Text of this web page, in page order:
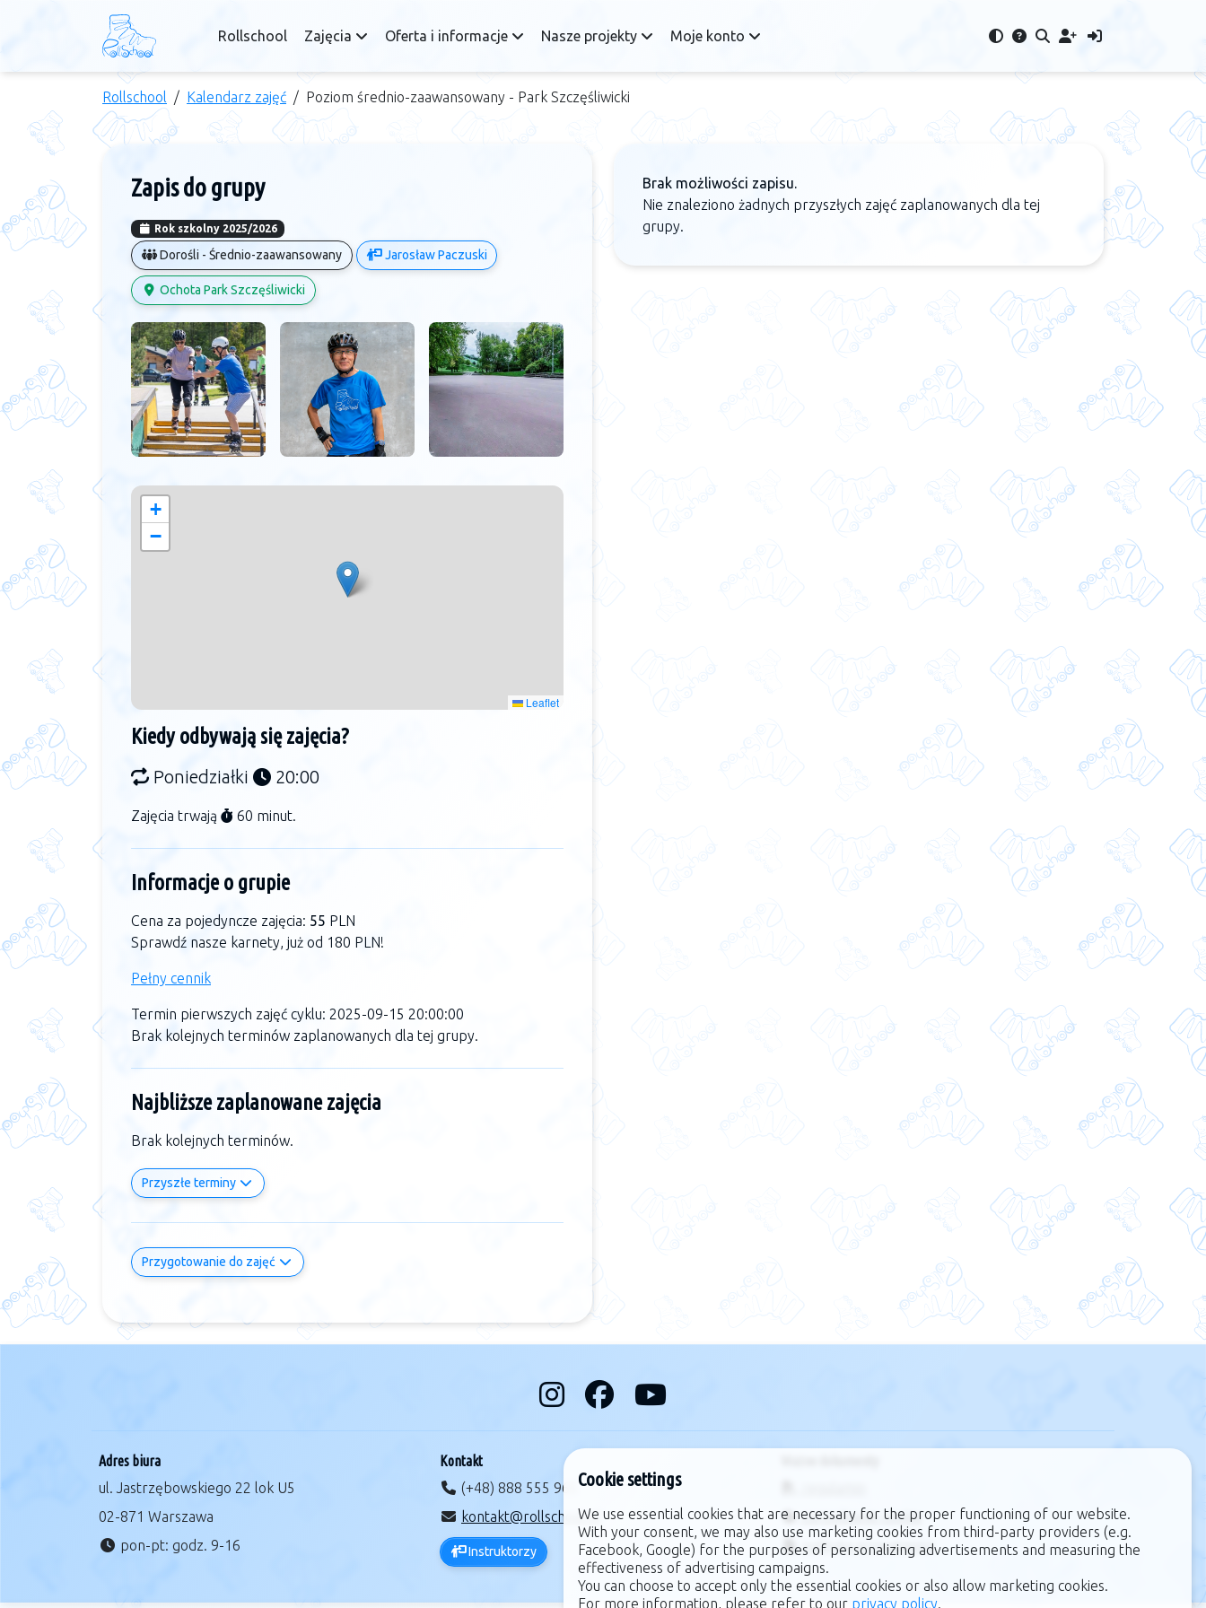
Rollschool Zajęcia Oferta i informacje Nasze projekty Moje konto
Rollschool Kalendarz zajęć Poziom średnio-zaawansowany - Park Szczęśliwicki
Zapis do grupy
Rok szkolny 2025/2026
Dorośli - Średnio-zaawansowany Jarosław Paczuski
Ochota Park Szczęśliwicki
+
−
Leaflet
Kiedy odbywają się zajęcia?
Poniedziałki 20:00
Zajęcia trwają 60 minut.
Informacje o grupie
Cena za pojedyncze zajęcia: 55 PLN
Sprawdź nasze karnety, już od 180 PLN!
Pełny cennik
Termin pierwszych zajęć cyklu: 2025-09-15 20:00:00
Brak kolejnych terminów zaplanowanych dla tej grupy.
Najbliższe zaplanowane zajęcia
Brak kolejnych terminów.
Przyszłe terminy
Przygotowanie do zajęć
Brak możliwości zapisu.
Nie znaleziono żadnych przyszłych zajęć zaplanowanych dla tej
grupy.
Adres biura
ul. Jastrzębowskiego 22 lok U5
02-871 Warszawa
pon-pt: godz. 9-16
Kontakt
(+48) 888 555 965
kontakt@rollschool.pl
Instruktorzy
zarządzanie cookie
polityka prywatności
Cookie settings
We use essential cookies that are necessary for the proper functioning of our website.
With your consent, we may also use marketing cookies from third-party providers (e.g.
Facebook, Google) for the purposes of personalizing advertisements and measuring the
effectiveness of advertising campaigns.
You can choose to accept only the essential cookies or also allow marketing cookies.
For more information, please refer to our privacy policy.